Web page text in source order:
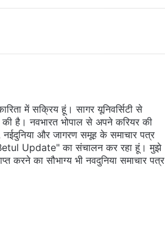
में सक्रिय हूं। सागर यूनिवर्सिटी से
है। नवभारत भोपाल से अपने करियर की
और जागरण समूह के समाचार पत्र
Update" का संचालन कर रहा हूं। मुझे
करने का सौभाग्य भी नवदुनिया समाचार पत्र